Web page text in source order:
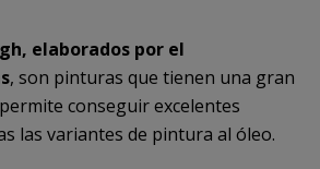
elaborados por el
, son pinturas que tienen una gran
conseguir excelentes
las variantes de pintura al óleo.